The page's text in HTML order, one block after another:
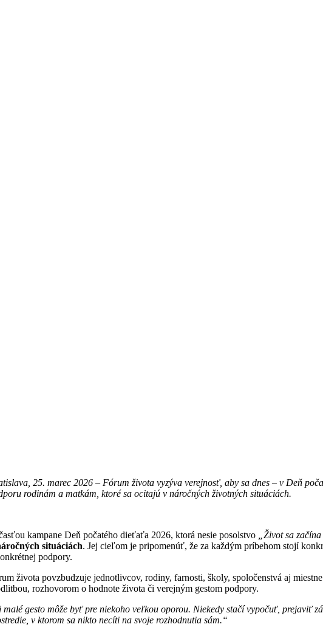
25. marec 2026 – Fórum života vyzýva verejnosť, aby sa dnes – v Deň
rodinám a matkám, ktoré sa ocitajú v náročných životných situáciách.
kampane Deň počatého dieťaťa 2026, ktorá nesie posolstvo „Život sa
situáciách. Jej cieľom je pripomenúť, že za každým príbehom stojí
podpory.
života povzbudzuje jednotlivcov, rodiny, farnosti, školy, spoločenstvá aj
rozhovorom o hodnote života či verejným gestom podpory.
malé gesto môže byť pre niekoho veľkou oporou. Niekedy stačí vypočuť, prejaviť
v ktorom sa nikto necíti na svoje rozhodnutia sám.“